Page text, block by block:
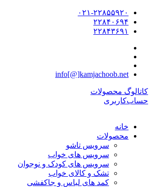
۰۲۱-۲۲۸۵۵۹۲۰
۲۲۸۴۰۶۹۴
۲۲۸۴۳۶۹۱
info[@]kamjachoob.net
کاتالوگ محصولات
حساب‌کاربری
خانه
محصولات
سرویس تاشو
سرویس های خواب
سرویس های کودک و نوجوان
تشک و کالای خواب
کمد های لباس و جاکفشی